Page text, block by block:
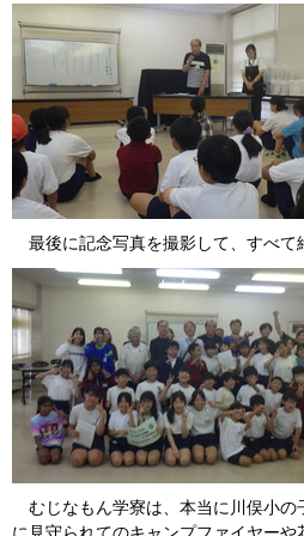
最後に記念写真を撮影して、すべて
むじなもん学寮は、本当に川俣小の